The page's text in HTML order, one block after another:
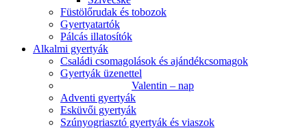
Füstölőrudak és tobozok
Gyertyatartók
Pálcás illatosítók
Alkalmi gyertyák
Családi csomagolások és ajándékcsomagok
Gyertyák üzenettel
Valentin – nap
Adventi gyertyák
Esküvői gyertyák
Szúnyogriasztó gyertyák és viaszok